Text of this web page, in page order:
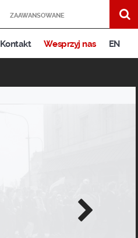
ZAAWANSOWANE
Kontakt Wesprzyj nas EN
Następne
zdjęcie